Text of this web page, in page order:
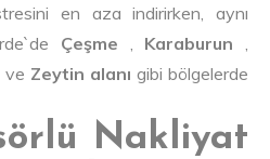
en aza indirirken, aynı
Çeşme , Karaburun ,
ve Zeytin alanı gibi bölgelerde
Nakliyat